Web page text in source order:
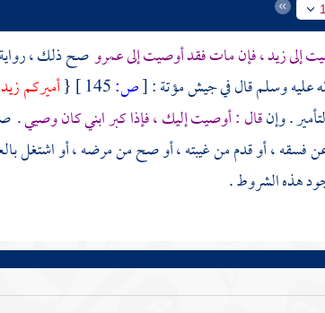
إلى زيد ، فإن مات فقد أوصيت إلى عمروصح ذلك ،
عليه وسلم قال في جيشمؤتة:
[ص: {أميركمزيد
. وإنقال : أوصيت إليك ، فإذا كبر ابني كان وصيي .
، أو قدم من غيبته ، أو صح من مرضه ، أو اشتغل
هذه الشروط .